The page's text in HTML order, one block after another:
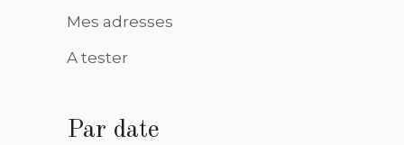
Mes adresses
A tester
Par date